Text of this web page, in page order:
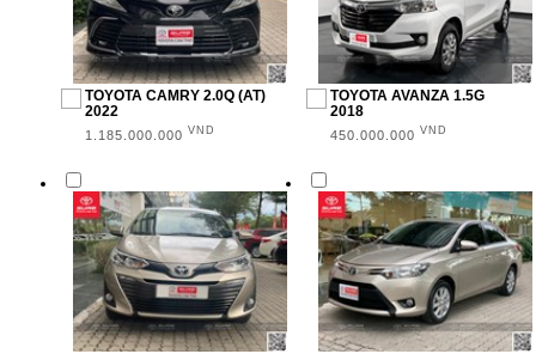
TOYOTA CAMRY 2.0Q (AT)
2022
1.185.000.000 VND
TOYOTA AVANZA 1.5G
2018
450.000.000 VND